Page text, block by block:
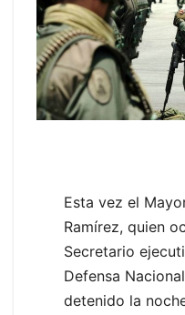
Esta vez el
Ramírez, quien
Secretario
Defensa
detenido la